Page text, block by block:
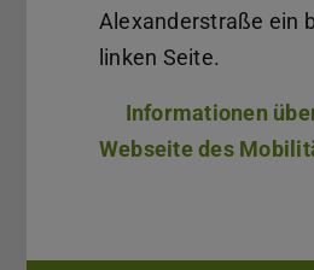
Alexanderstraße ein
linken Seite.
Informationen
Webseite des